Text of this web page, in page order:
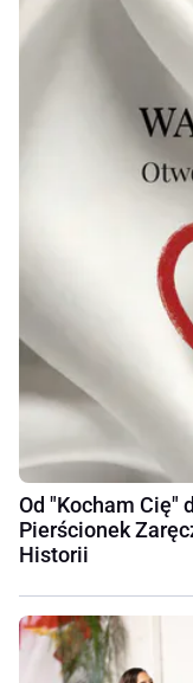
Od "Kocham Cię"
Pierścionek
Historii